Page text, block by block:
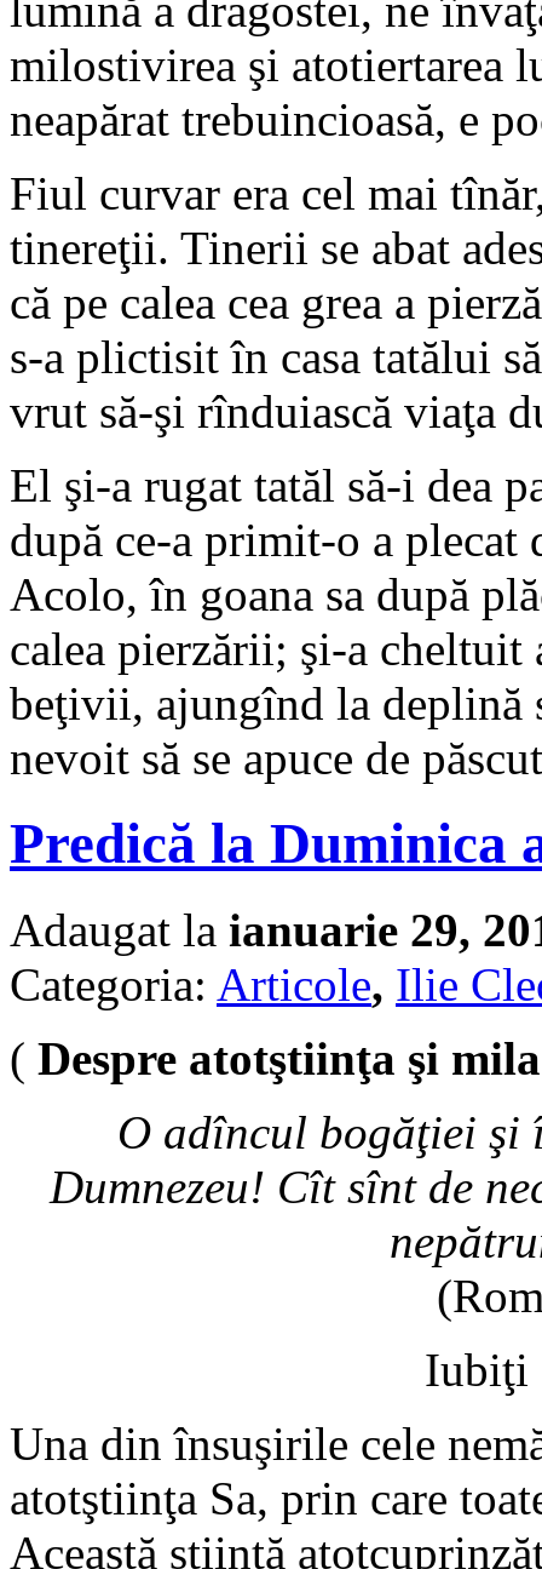
milostivirea şi atotiertarea
neapărat trebuincioasă, e
Fiul curvar era cel mai
tinereţii. Tinerii se abat
că pe calea cea grea a
s-a plictisit în casa tatălui
vrut să-şi rînduiască viaţa
El şi-a rugat tatăl să-i dea
după ce-a primit-o a plecat
Acolo, în goana sa după
calea pierzării; şi-a cheltuit
beţivii, ajungînd la deplină
nevoit să se apuce de
Predică la Duminica
Adaugat la ianuarie 29,
Categoria: Articole, Ilie
( Despre atotştiinţa şi
O adîncul bogăţiei
Dumnezeu! Cît sînt de
Iubiţi
Una din însuşirile cele
atotştiinţa Sa, prin care
Această ştiinţă